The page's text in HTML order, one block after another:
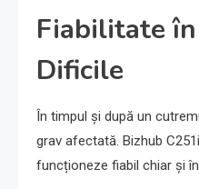
Fiabilitate
Dificile
În timpul și după un
grav afectată. Bizhub
funcționeze fiabil chiar și